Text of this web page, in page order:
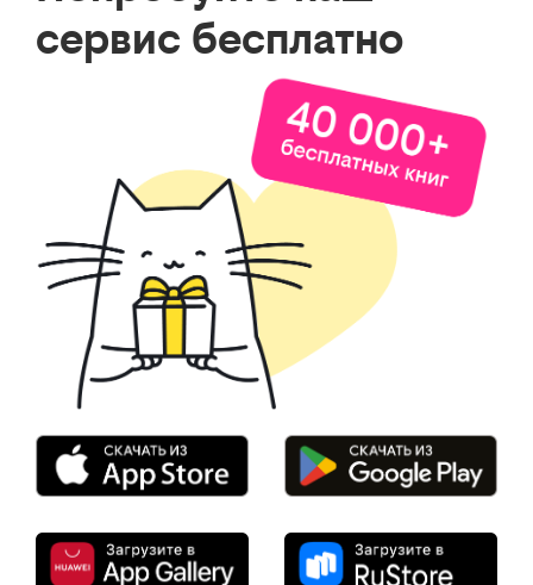
сервис бесплатно